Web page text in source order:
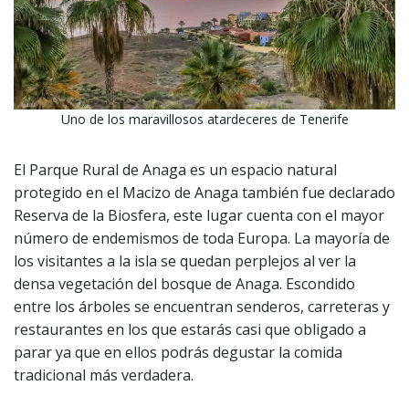
Uno de los maravillosos atardeceres de Tenerife
El Parque Rural de Anaga es un espacio natural
protegido en el Macizo de Anaga también fue declarado
Reserva de la Biosfera, este lugar cuenta con el mayor
número de endemismos de toda Europa. La mayoría de
los visitantes a la isla se quedan perplejos al ver la
densa vegetación del bosque de Anaga. Escondido
entre los árboles se encuentran senderos, carreteras y
restaurantes en los que estarás casi que obligado a
parar ya que en ellos podrás degustar la comida
tradicional más verdadera.